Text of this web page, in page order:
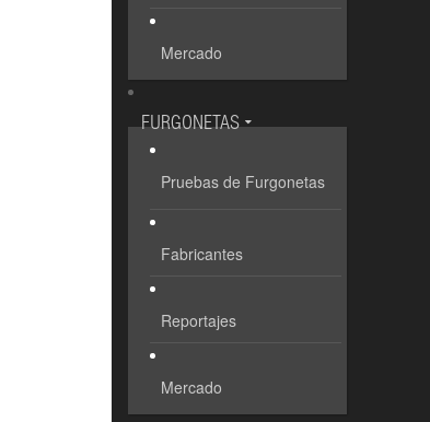
Mercado
FURGONETAS
Pruebas de Furgonetas
Fabricantes
Reportajes
Mercado